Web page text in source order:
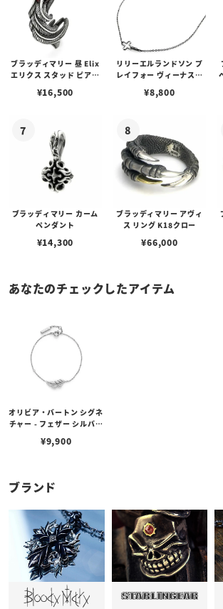
ブラッディマリー 昼 Elix
エリクス スタッド ピアス
¥16,500
リリーエルランドソン プ
レイフォー ヴィーナスチ
¥8,800
ブラッディマリー カーム
ペンダント
¥14,300
ブラッディマリー アヴィ
ス リング K18クロー
¥66,000
あなたのチェックしたアイテム
オリビア・バートン シグネ
チャー - フェザー シルバー
¥9,900
ブランド